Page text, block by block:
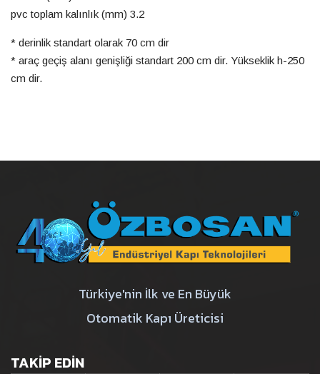
pvc toplam kalınlık (mm) 3.2
* derinlik standart olarak 70 cm dir
* araç geçiş alanı genişliği standart 200 cm dir. Yükseklik h-250
cm dir.
Türkiye'nin İlk ve En Büyük
Otomatik Kapı Üreticisi
TAKIP EDIN